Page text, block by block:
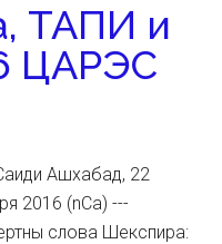
ТАПИ и
ЦАРЭС
Ашхабад, 22
2016 (nCa) ---
слова Шекспира: